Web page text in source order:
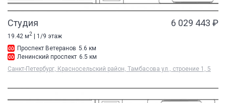
Студия 6 029 443 ₽
19.42 м2
| 1/9 этаж
Проспект Ветеранов 5.6 км
Ленинский проспект 6.5 км
Санкт-Петербург, Красносельский район, Тамбасова ул., строение 1, 5